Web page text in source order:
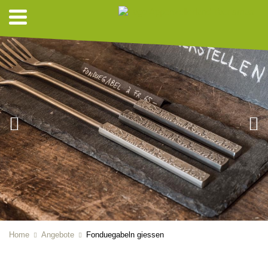
Home Angebote Fonduegabeln giessen